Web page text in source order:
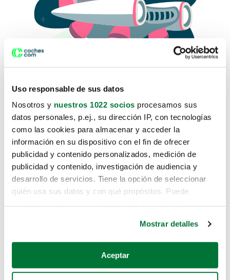
Uso responsable de sus datos
Nosotros y nuestros 1022 socios procesamos sus
datos personales, p.ej., su dirección IP, con tecnologías
como las cookies para almacenar y acceder la
información en su dispositivo con el fin de ofrecer
publicidad y contenido personalizados, medición de
publicidad y contenido, investigación de audiencia y
desarrollo de servicios. Tiene la opción de seleccionar
quién usa sus datos y con qué propósitos. Puede
Si lo permite, también quisiéramos:
Recopilar información sobre su ubicación geográfica
Mostrar detalles
Aceptar
Lo sentimos, no sabemos como
te hemos traido hasta aquí.
Pero puedes encontrar el coche que estás
buscando en alguno de estos enlaces:
Coches de segunda mano
Coches de km0